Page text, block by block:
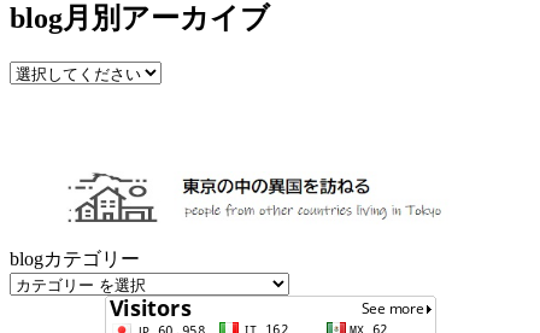
blog月別アーカイブ
blogカテゴリー